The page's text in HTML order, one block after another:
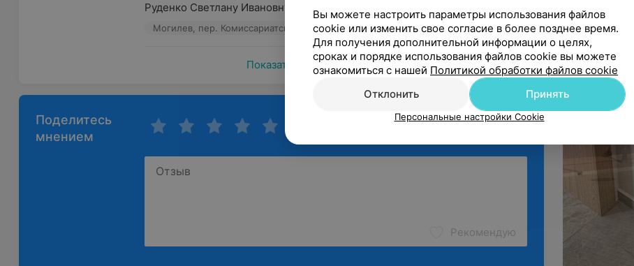
Руденко Светлану Ивановну. Врач с богатейшим опытом, знани...
Могилев, пер. Комиссариатский, 29/1 Руденко С. И. - Врач УЗД УЗИ
Показать ещё
Поделитесь
мнением
Рекомендую
Вы можете настроить параметры использования файлов
cookie или изменить свое согласие в более позднее время.
Для получения дополнительной информации о целях,
сроках и порядке использования файлов cookie вы можете
ознакомиться с нашей Политикой обработки файлов cookie
Отклонить
Принять
Персональные настройки Cookie